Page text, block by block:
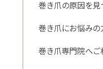
巻き爪の原因を見
巻き爪にお悩みの
巻き爪専門院へご